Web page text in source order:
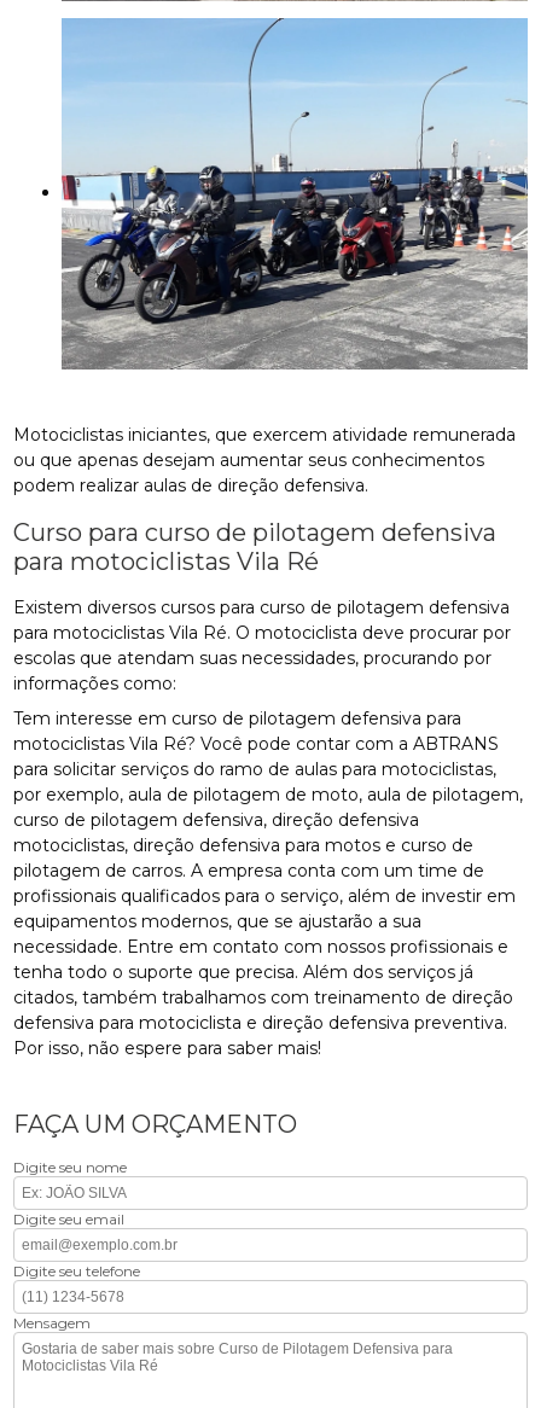
Motociclistas iniciantes, que exercem atividade remunerada
ou que apenas desejam aumentar seus conhecimentos
podem realizar aulas de direção defensiva.
Curso para curso de pilotagem defensiva
para motociclistas Vila Ré
Existem diversos cursos para curso de pilotagem defensiva
para motociclistas Vila Ré. O motociclista deve procurar por
escolas que atendam suas necessidades, procurando por
informações como:
Tem interesse em curso de pilotagem defensiva para
motociclistas Vila Ré? Você pode contar com a ABTRANS
para solicitar serviços do ramo de aulas para motociclistas,
por exemplo, aula de pilotagem de moto, aula de pilotagem,
curso de pilotagem defensiva, direção defensiva
motociclistas, direção defensiva para motos e curso de
pilotagem de carros. A empresa conta com um time de
profissionais qualificados para o serviço, além de investir em
equipamentos modernos, que se ajustarão a sua
necessidade. Entre em contato com nossos profissionais e
tenha todo o suporte que precisa. Além dos serviços já
citados, também trabalhamos com treinamento de direção
defensiva para motociclista e direção defensiva preventiva.
Por isso, não espere para saber mais!
FAÇA UM ORÇAMENTO
Digite seu nome
Digite seu email
Digite seu telefone
Mensagem